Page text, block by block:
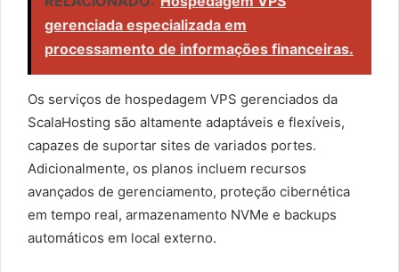
gerenciada especializada em
processamento de informações financeiras.
Os serviços de hospedagem VPS gerenciados da
ScalaHosting são altamente adaptáveis e flexíveis,
capazes de suportar sites de variados portes.
Adicionalmente, os planos incluem recursos
avançados de gerenciamento, proteção cibernética
em tempo real, armazenamento NVMe e backups
automáticos em local externo.